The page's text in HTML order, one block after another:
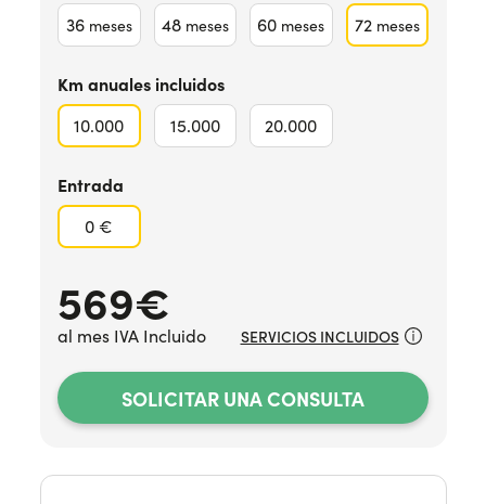
36 meses 48 meses 60 meses 72 meses
Km anuales incluidos
10.000 15.000 20.000
Entrada
0 €
569€
al mes IVA Incluido
SOLICITAR UNA CONSULTA
SERVICIOS INCLUIDOS